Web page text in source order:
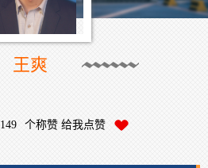
王爽
149 个称赞 给我点赞